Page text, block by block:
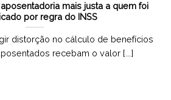
mais justa a quem foi
por regra do INSS
distorção no cálculo de benefícios
recebam o valor [...]